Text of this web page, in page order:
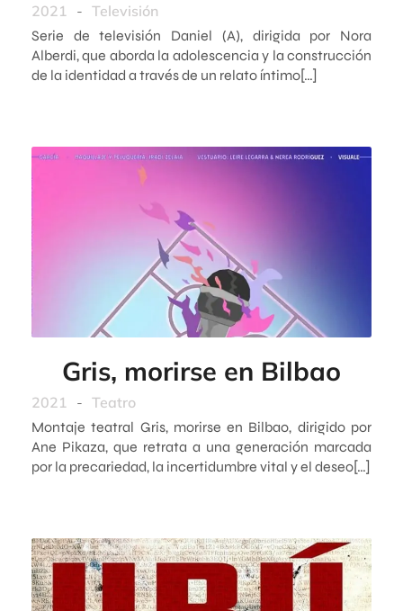
2021 - Televisión
Serie de televisión Daniel (A), dirigida por Nora
Alberdi, que aborda la adolescencia y la construcción
de la identidad a través de un relato íntimo[…]
Gris, morirse en Bilbao
2021 - Teatro
Montaje teatral Gris, morirse en Bilbao, dirigido por
Ane Pikaza, que retrata a una generación marcada
por la precariedad, la incertidumbre vital y el deseo[…]